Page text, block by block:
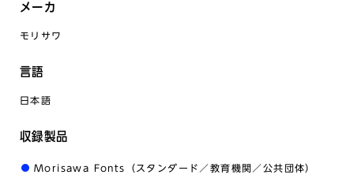
メーカ
モリサワ
言語
日本語
収録製品
Morisawa Fonts（スタンダード／教育機関／公共団体）